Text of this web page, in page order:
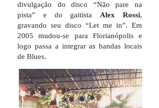
divulgação do disco “Não pare na
pista” e do gaitista Alex Rossi,
gravando seu disco “Let me in”. Em
2005 mudou-se para Florianópolis e
logo passa a integrar as bandas locais
de Blues.